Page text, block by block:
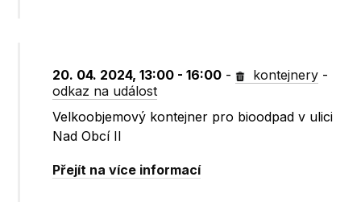
20. 04. 2024, 13:00 - 16:00 - kontejnery -
odkaz na událost
Velkoobjemový kontejner pro bioodpad v ulici
Nad Obcí II
Přejít na více informací